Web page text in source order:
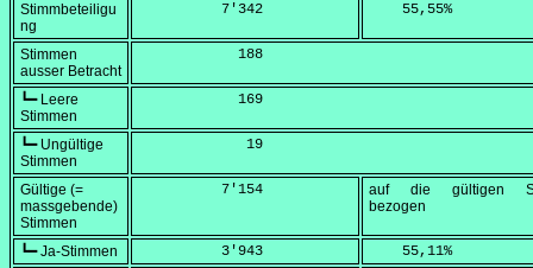
Stimmbeteiligu
ng
          7'342
    55,55
%
Stimmen
ausser Betracht
            188
┗━ Leere
Stimmen
            169
┗━ Ungültige
Stimmen
             19
Gültige (=
massgebende)
Stimmen
          7'154
auf die gültigen
bezogen
┗━ Ja-Stimmen
          3'943
    55,11
%